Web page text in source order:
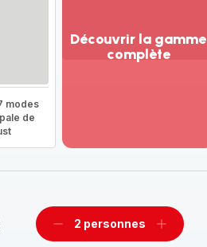
modes
de
Découvrir la gamme
complète
gamme
Supprimer
2 personnes
Ajouter